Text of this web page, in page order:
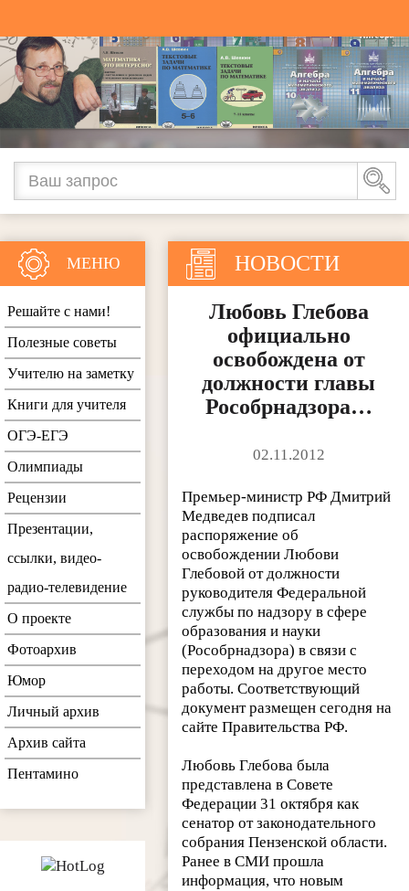
НОВОСТИ
Любовь Глебова
официально
освобождена от
должности главы
Рособрнадзора…
02.11.2012
Премьер-министр РФ Дмитрий
Медведев подписал
распоряжение об
освобождении Любови
Глебовой от должности
руководителя Федеральной
службы по надзору в сфере
образования и науки
(Рособрнадзора) в связи с
переходом на другое место
работы. Соответствующий
документ размещен сегодня на
сайте Правительства РФ.
Любовь Глебова была
представлена в Совете
Федерации 31 октября как
сенатор от законодательного
собрания Пензенской области.
Ранее в СМИ прошла
информация, что новым
МЕНЮ
Решайте с нами!
Полезные советы
Учителю на заметку
Книги для учителя
ОГЭ-ЕГЭ
Олимпиады
Рецензии
Презентации,
ссылки, видео-
радио-телевидение
О проекте
Фотоархив
Юмор
Личный архив
Архив сайта
Пентамино